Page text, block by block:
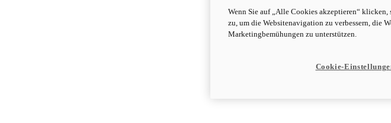
Wenn Sie auf „Alle Cookies akzeptieren“
zu, um die Websitenavigation zu verbessern, die
Marketingbemühungen zu unterstützen.
Cookie-